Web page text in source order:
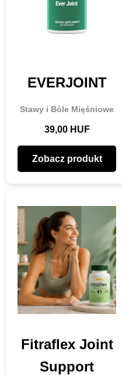
EVERJOINT
Stawy i Bóle Mięśniowe
39,00 HUF
Zobacz produkt
Fitraflex Joint
Support